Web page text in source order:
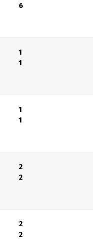
6
1
1
1
1
2
2
2
2